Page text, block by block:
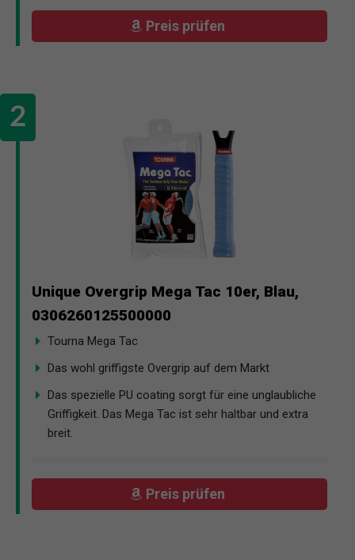
Preis prüfen
Unique Overgrip Mega Tac 10er, Blau,
0306260125500000
Tourna Mega Tac
Das wohl griffigste Overgrip auf dem Markt
Das spezielle PU coating sorgt für eine unglaubliche
Griffigkeit. Das Mega Tac ist sehr haltbar und extra
breit.
Preis prüfen